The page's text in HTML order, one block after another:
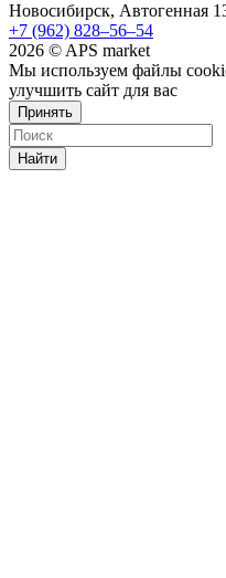
Новосибирск, Автогенная
+7 (962) 828‒56‒54
2026 © APS market
Мы используем файлы
улучшить сайт для вас
Принять
Найти